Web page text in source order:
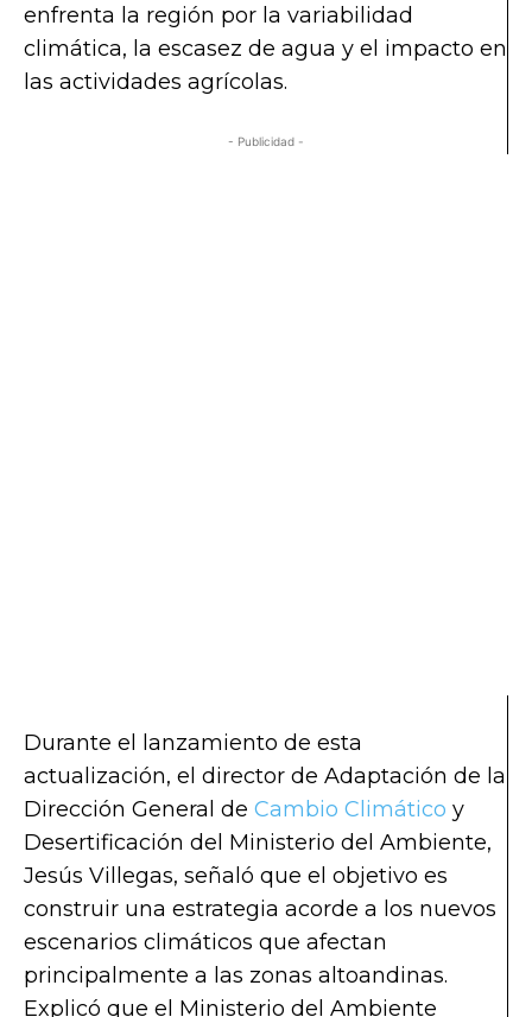
enfrenta la región por la variabilidad
climática, la escasez de agua y el impacto en
las actividades agrícolas.
- Publicidad -
Durante el lanzamiento de esta
actualización, el director de Adaptación de la
Dirección General de Cambio Climático y
Desertificación del Ministerio del Ambiente,
Jesús Villegas, señaló que el objetivo es
construir una estrategia acorde a los nuevos
escenarios climáticos que afectan
principalmente a las zonas altoandinas.
Explicó que el Ministerio del Ambiente